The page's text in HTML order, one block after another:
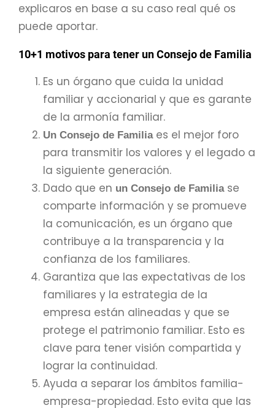
explicaros en base a su caso real qué os
puede aportar.
10+1 motivos para tener un Consejo de Familia
Es un órgano que cuida la unidad
familiar y accionarial y que es garante
de la armonía familiar.
Un Consejo de Familiaes el mejor foro
para transmitir los valores y el legado a
la siguiente generación.
Dado que en un Consejo de Familiase
comparte información y se promueve
la comunicación, es un órgano que
contribuye a la transparencia y la
confianza de los familiares.
Garantiza que las expectativas de los
familiares y la estrategia de la
empresa están alineadas y que se
protege el patrimonio familiar. Esto es
clave para tener visión compartida y
lograr la continuidad.
Ayuda a separar los ámbitos familia-
empresa-propiedad. Esto evita que las